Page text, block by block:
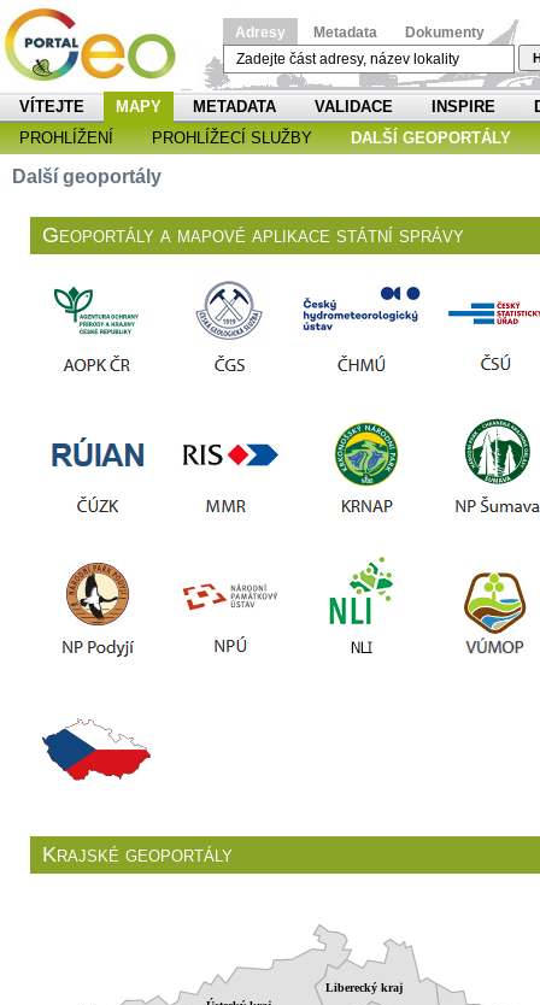
Adresy Metadata Dokumenty
VÍTEJTE MAPY METADATA VALIDACE INSPIRE
PROHLÍŽENÍ
PROHLÍŽECÍ SLUŽBY DALŠÍ GEOPORTÁLY
Další geoportály
Geoportály a mapové aplikace státní správy
Krajské geoportály
Liberecký kraj